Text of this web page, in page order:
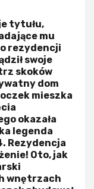
tytułu,
mu
rezydencji
swoje
skoków
dom
mieszka
okazała
legenda
Rezydencja
Oto, jak
wnętrzach